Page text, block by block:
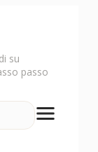
su
passo